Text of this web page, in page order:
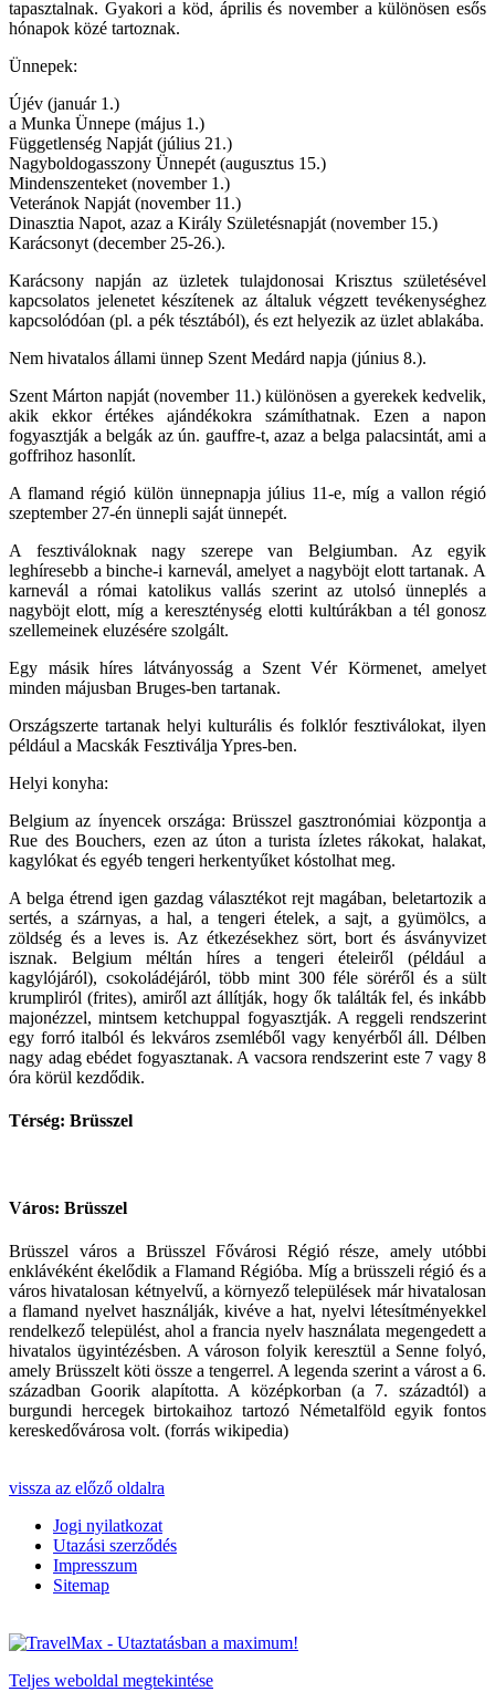
tapasztalnak. Gyakori a köd, április és november a különösen esős
hónapok közé tartoznak.
Ünnepek:
Újév (január 1.)
a Munka Ünnepe (május 1.)
Függetlenség Napját (július 21.)
Nagyboldogasszony Ünnepét (augusztus 15.)
Mindenszenteket (november 1.)
Veteránok Napját (november 11.)
Dinasztia Napot, azaz a Király Születésnapját (november 15.)
Karácsonyt (december 25-26.).
Karácsony napján az üzletek tulajdonosai Krisztus születésével
kapcsolatos jelenetet készítenek az általuk végzett tevékenységhez
kapcsolódóan (pl. a pék tésztából), és ezt helyezik az üzlet ablakába.
Nem hivatalos állami ünnep Szent Medárd napja (június 8.).
Szent Márton napját (november 11.) különösen a gyerekek kedvelik,
akik ekkor értékes ajándékokra számíthatnak. Ezen a napon
fogyasztják a belgák az ún. gauffre-t, azaz a belga palacsintát, ami a
goffrihoz hasonlít.
A flamand régió külön ünnepnapja július 11-e, míg a vallon régió
szeptember 27-én ünnepli saját ünnepét.
A fesztiváloknak nagy szerepe van Belgiumban. Az egyik
leghíresebb a binche-i karnevál, amelyet a nagyböjt elott tartanak. A
karnevál a római katolikus vallás szerint az utolsó ünneplés a
nagyböjt elott, míg a kereszténység elotti kultúrákban a tél gonosz
szellemeinek eluzésére szolgált.
Egy másik híres látványosság a Szent Vér Körmenet, amelyet
minden májusban Bruges-ben tartanak.
Országszerte tartanak helyi kulturális és folklór fesztiválokat, ilyen
például a Macskák Fesztiválja Ypres-ben.
Helyi konyha:
Belgium az ínyencek országa: Brüsszel gasztronómiai központja a
Rue des Bouchers, ezen az úton a turista ízletes rákokat, halakat,
kagylókat és egyéb tengeri herkentyűket kóstolhat meg.
A belga étrend igen gazdag választékot rejt magában, beletartozik a
sertés, a szárnyas, a hal, a tengeri ételek, a sajt, a gyümölcs, a
zöldség és a leves is. Az étkezésekhez sört, bort és ásványvizet
isznak. Belgium méltán híres a tengeri ételeiről (például a
kagylójáról), csokoládéjáról, több mint 300 féle söréről és a sült
krumpliról (frites), amiről azt állítják, hogy ők találták fel, és inkább
majonézzel, mintsem ketchuppal fogyasztják. A reggeli rendszerint
egy forró italból és lekváros zsemléből vagy kenyérből áll. Délben
nagy adag ebédet fogyasztanak. A vacsora rendszerint este 7 vagy 8
óra körül kezdődik.
Térség: Brüsszel
Város: Brüsszel
Brüsszel város a Brüsszel Fővárosi Régió része, amely utóbbi
enklávéként ékelődik a Flamand Régióba. Míg a brüsszeli régió és a
város hivatalosan kétnyelvű, a környező települések már hivatalosan
a flamand nyelvet használják, kivéve a hat, nyelvi létesítményekkel
rendelkező települést, ahol a francia nyelv használata megengedett a
hivatalos ügyintézésben. A városon folyik keresztül a Senne folyó,
amely Brüsszelt köti össze a tengerrel. A legenda szerint a várost a 6.
században Goorik alapította. A középkorban (a 7. századtól) a
burgundi hercegek birtokaihoz tartozó Németalföld egyik fontos
kereskedővárosa volt. (forrás wikipedia)
vissza az előző oldalra
Jogi nyilatkozat
Utazási szerződés
Impresszum
Sitemap
Teljes weboldal megtekintése